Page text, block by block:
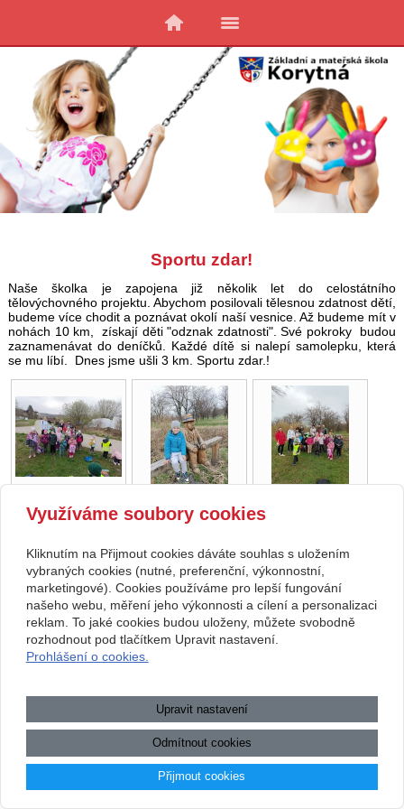
Sportu zdar!
Naše školka je zapojena již několik let do celostátního
tělovýchovného projektu. Abychom posilovali tělesnou zdatnost dětí,
budeme více chodit a poznávat okolí naší vesnice. Až budeme mít v
nohách 10 km, získají děti "odznak zdatnosti". Své pokroky budou
zaznamenávat do deníčků. Každé dítě si nalepí samolepku, která
se mu líbí. Dnes jsme ušli 3 km. Sportu zdar.!
organizace
webové stránky s AI, doménaa webhosting u jediného 5★
registrátora v ČR
Mapa webu
informace
.:.
Využíváme soubory cookies
Kliknutím na Přijmout cookies dáváte souhlas s uložením
vybraných cookies (nutné, preferenční, výkonnostní,
marketingové). Cookies používáme pro lepší fungování
našeho webu, měření jeho výkonnosti a cílení a personalizaci
reklam. To jaké cookies budou uloženy, můžete svobodně
rozhodnout pod tlačítkem Upravit nastavení.
Prohlášení o cookies.
Upravit nastavení
Odmítnout cookies
Přijmout cookies